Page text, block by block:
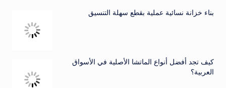
بناء خزانة نسائية عملية بقطع سهلة التنسيق
كيف تجد أفضل أنواع الماتشا الأصلية في الأسواق
العربية؟